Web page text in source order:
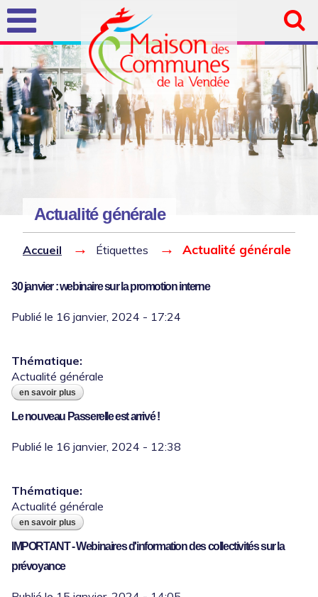
Aller au
contenu
principal
Actualité générale
Vous êtes ici
30 janvier : webinaire sur la promotion interne
Thématique:
Actualité générale
en savoir plus à propos de 30 janvier : webinaire sur la
Le nouveau Passerelle est arrivé !
Thématique:
Actualité générale
en savoir plus à propos de le nouveau passerelle est
IMPORTANT - Webinaires d'information des collectivités sur la
prévoyance